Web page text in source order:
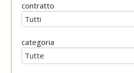
contratto
categoria